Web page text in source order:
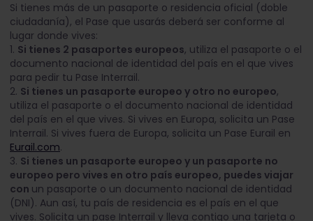
Si tienes más de un pasaporte o residencia oficial (doble
ciudadanía), el Pase que usarás deberá ser conforme al
lugar donde vives:
1. Si tienes 2 pasaportes europeos, utiliza el pasaporte o el
documento nacional de identidad del país en el que vives
para pedir tu Pase Interrail.
2. Si tienes un pasaporte europeo y otro no europeo,
utiliza el pasaporte o el documento nacional de identidad
del país en el que vives. Si vives en Europa, solicita un Pase
Interrail. Si vives fuera de Europa, solicita un Pase Eurail en
Eurail.com.
3. Si tienes un pasaporte europeo y un pasaporte no
europeo pero vives en otro país europeo, puedes viajar
con un pasaporte o un documento nacional de identidad
(DNI). Aun así, tu país de residencia es el país en el que
vives. Solicita un pase Interrail y lleva contigo una tarjeta o